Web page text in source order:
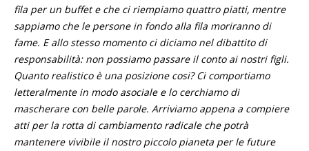
fila per un buffet e che ci riempiamo quattro piatti, mentre
sappiamo che le persone in fondo alla fila moriranno di
fame. E allo stesso momento ci diciamo nel dibattito di
responsabilità: non possiamo passare il conto ai nostri figli.
Quanto realistico è una posizione cosi? Ci comportiamo
letteralmente in modo asociale e lo cerchiamo di
mascherare con belle parole. Arriviamo appena a compiere
atti per la rotta di cambiamento radicale che potrà
mantenere vivibile il nostro piccolo pianeta per le future